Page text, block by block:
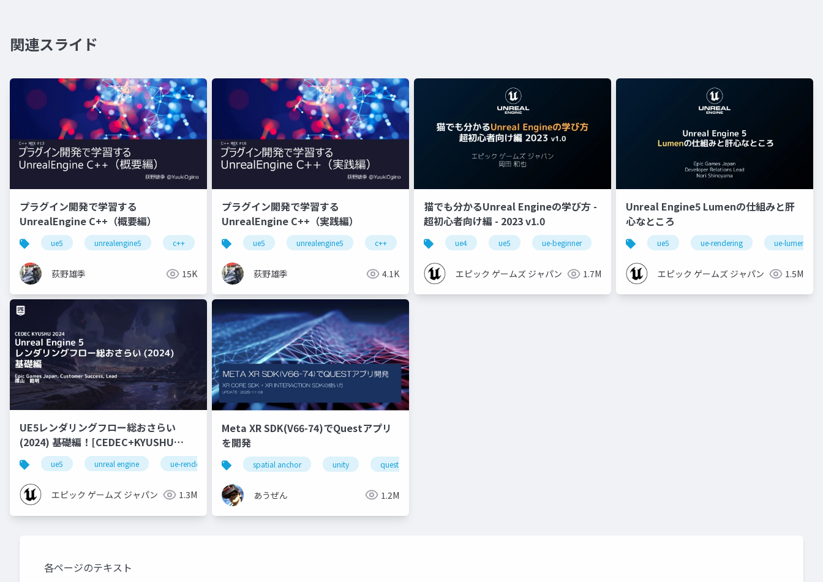
関連スライド
プラグイン開発で学習する
UnrealEngine C++（概要編）
ue5 unrealengine5 c++
荻野雄季 15K
プラグイン開発で学習する
UnrealEngine C++（実践編）
ue5 unrealengine5 c++
荻野雄季 4.1K
猫でも分かるUnreal Engineの学び方 -
超初心者向け編 - 2023 v1.0
ue4 ue5 ue-beginner
エピック ゲームズ ジャパン 1.7M
Unreal Engine5 Lumenの仕組みと肝
心なところ
ue5 ue-rendering ue-lumen
エピック ゲームズ ジャパン 1.5M
UE5レンダリングフロー総おさらい
(2024) 基礎編！[CEDEC+KYUSHU
2024] ue5 unreal engine ue-rendering
エピック ゲームズ ジャパン 1.3M
Meta XR SDK(V66-74)でQuestアプリ
を開発
spatial anchor unity quest pro
あうぜん 1.2M
各ページのテキスト